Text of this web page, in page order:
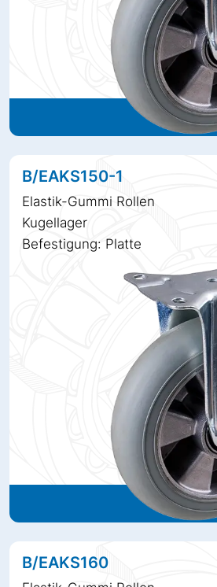
B/EAKS150-1
Elastik-Gummi Rollen
Kugellager
Befestigung: Platte
B/EAKS160